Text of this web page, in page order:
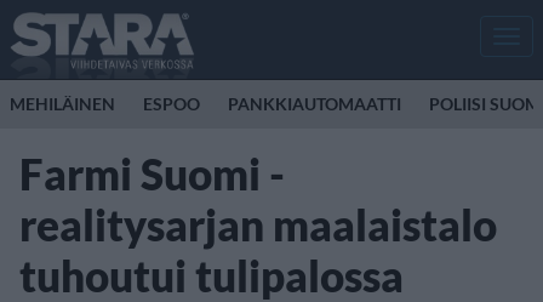
MEHILÄINEN ESPOO PANKKIAUTOMAATTI POLIISI
Farmi Suomi -
realitysarjan maalaistalo
tuhoutui tulipalossa